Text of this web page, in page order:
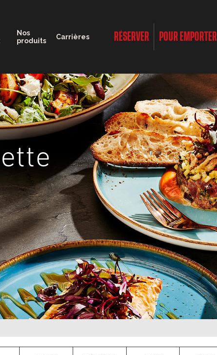
Nos
produits
Carrières RÉSERVER POUR EMPORTER